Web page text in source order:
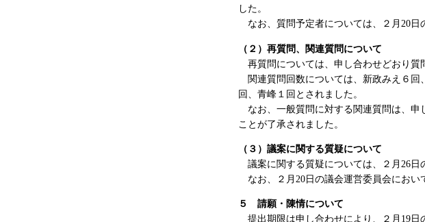
した。
なお、質問予定者については、２月20日
（２）再質問、関連質問について
再質問については、申し合わせどおり質
関連質問回数については、新政みえ６回
回、青峰１回とされました。
なお、一般質問に対する関連質問は、申
ことが了承されました。
（３）議案に関する質疑について
議案に関する質疑については、２月26日
なお、２月20日の議会運営委員会におい
５ 請願・陳情について
提出期限は申し合わせにより、２月19日